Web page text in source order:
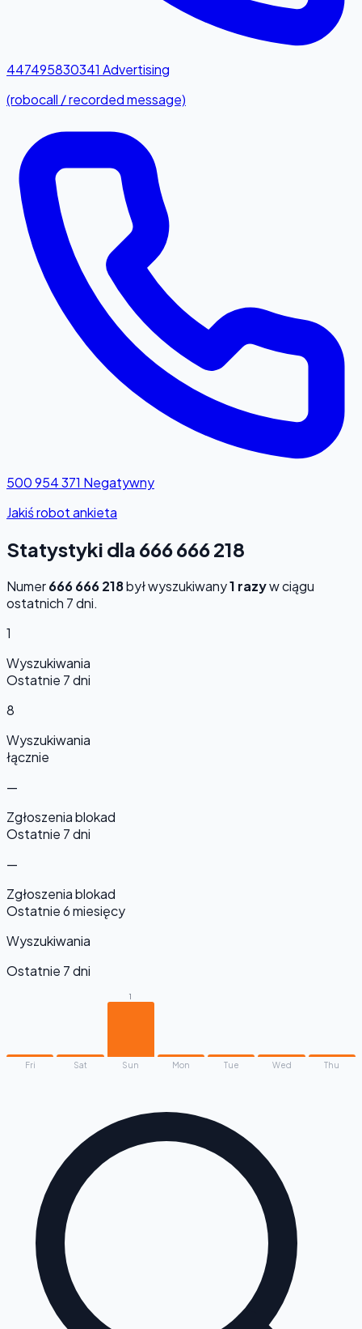
447495830341 Advertising
(robocall / recorded message)
500 954 371 Negatywny
Jakiś robot ankieta
Statystyki dla 666 666 218
Numer666 666 218był wyszukiwany1 razyw ciągu
ostatnich 7 dni.
1
Wyszukiwania
Ostatnie 7 dni
8
Wyszukiwania
łącznie
—
Zgłoszenia blokad
Ostatnie 7 dni
—
Zgłoszenia blokad
Ostatnie 6 miesięcy
Wyszukiwania
Ostatnie 7 dni
1
Fri Sat Sun Mon Tue Wed Thu